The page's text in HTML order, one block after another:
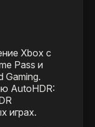
Xbox с
Pass и
Gaming.
AutoHDR:
играх.